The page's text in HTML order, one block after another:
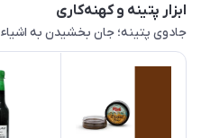
ابزار پتینه و کهنه‌کاری
جادوی پتینه؛ جان بخشیدن به اشیاء